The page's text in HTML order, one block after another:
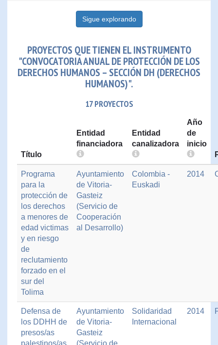
Sigue explorando
PROYECTOS QUE TIENEN EL INSTRUMENTO
"CONVOCATORIA ANUAL DE PROTECCIÓN DE LOS
DERECHOS HUMANOS – SECCIÓN DH (DERECHOS
HUMANOS)".
17 PROYECTOS
Título
Entidad
financiadora
Entidad
canalizadora
Año
de
inicio
Programa
para la
protección de
los derechos
a menores de
edad victimas
y en riesgo
de
reclutamiento
forzado en el
sur del
Tolima
Ayuntamiento
de Vitoria-
Gasteiz
(Servicio de
Cooperación
al Desarrollo)
Colombia -
Euskadi
2014
Defensa de
los DDHH de
presos/as
palestinos/as
Ayuntamiento
de Vitoria-
Gasteiz
(Servicio de
Solidaridad
Internacional
2014